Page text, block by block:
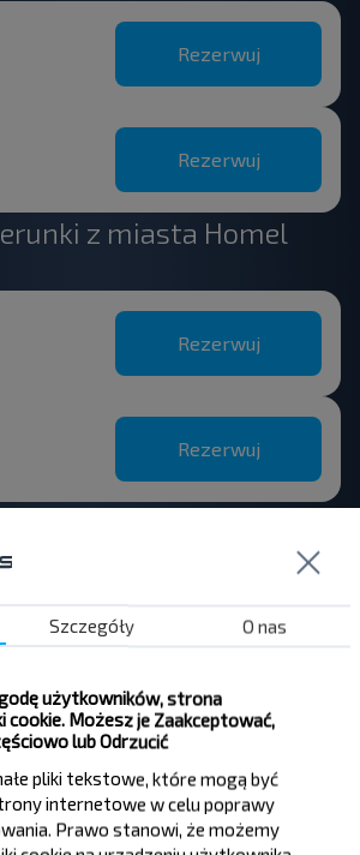
Rezerwuj
Rezerwuj
z miasta Homel
Rezerwuj
Rezerwuj
Szczegóły O nas
użytkowników, strona
Możesz je Zaakceptować,
lub Odrzucić
pliki tekstowe, które mogą być
internetowe w celu poprawy
Prawo stanowi, że możemy